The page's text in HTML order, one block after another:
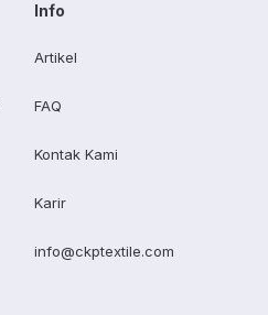
Info
Artikel
FAQ
Kontak Kami
Karir
info@ckptextile.com